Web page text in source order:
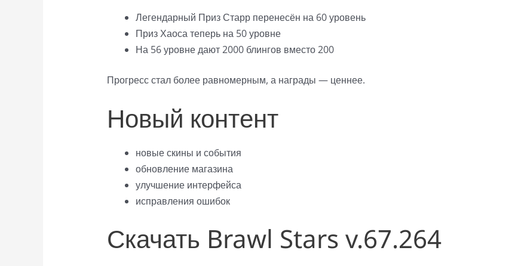
Легендарный Приз Старр перенесён на 60 уровень
Приз Хаоса теперь на 50 уровне
На 56 уровне дают 2000 блингов вместо 200
Прогресс стал более равномерным, а награды — ценнее.
Новый контент
новые скины и события
обновление магазина
улучшение интерфейса
исправления ошибок
Скачать Brawl Stars v.67.264